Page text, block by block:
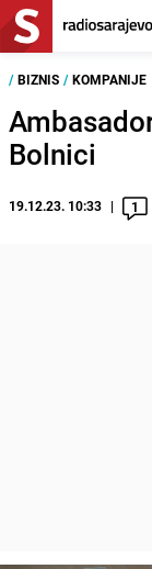
/ BIZNIS / KOMPANIJE
Bolnici
19.12.23. 10:33 1